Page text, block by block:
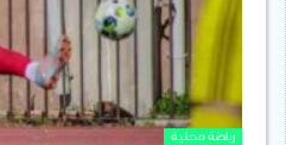
رياضة محلية